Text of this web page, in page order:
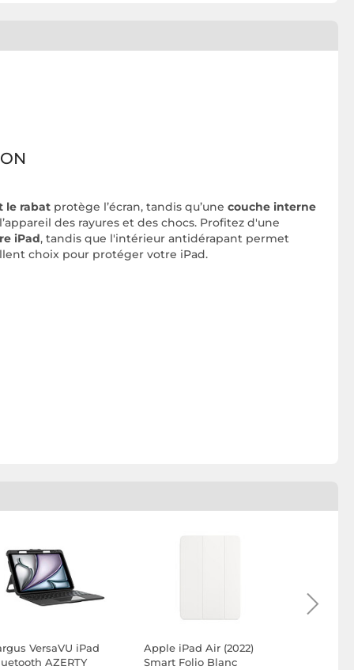
le rabat protège l’écran, tandis qu’une couche interne
des rayures et des chocs. Profitez d'une
iPad, tandis que l'intérieur antidérapant permet
choix pour protéger votre iPad.
VersaVU iPad
AZERTY
Apple iPad Air (2022)
Smart Folio Blanc